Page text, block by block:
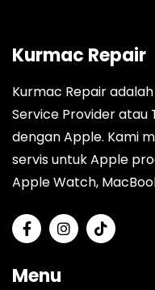
Kurmac Repair
Kurmac Repair
Service Provider atau
dengan Apple. Kami
servis untuk Apple
Apple Watch,
Menu